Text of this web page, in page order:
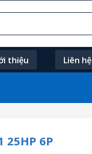
thiệu Liên hệ
25HP 6P